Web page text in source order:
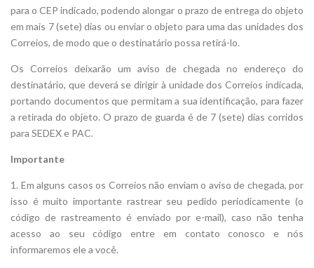
para o CEP indicado, podendo alongar o prazo de entrega do objeto
em mais 7 (sete) dias ou enviar o objeto para uma das unidades dos
Correios, de modo que o destinatário possa retirá-lo.
Os Correios deixarão um aviso de chegada no endereço do
destinatário, que deverá se dirigir à unidade dos Correios indicada,
portando documentos que permitam a sua identificação, para fazer
a retirada do objeto. O prazo de guarda é de 7 (sete) dias corridos
para SEDEX e PAC.
Importante
1. Em alguns casos os Correios não enviam o aviso de chegada, por
isso é muito importante rastrear seu pedido periodicamente (o
código de rastreamento é enviado por e-mail), caso não tenha
acesso ao seu código entre em contato conosco e nós
informaremos ele a você.